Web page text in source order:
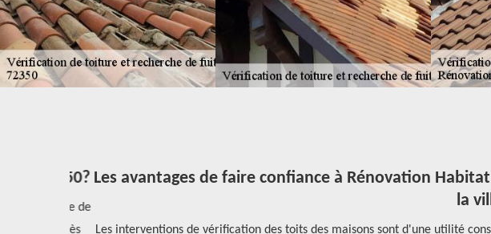
Les avantages de faire confiance à Rénovation Habitat
la ville
Les interventions de vérification des toits des maisons sont d'une utilité